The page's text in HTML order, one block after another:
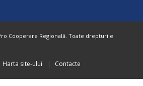
Cooperare Regională. Toate drepturile
Harta site-ului Contacte